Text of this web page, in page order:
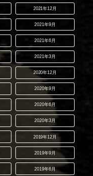
2021年12月
2021年9月
2021年6月
2021年3月
2020年12月
2020年9月
2020年6月
2020年3月
2019年12月
2019年9月
2019年6月